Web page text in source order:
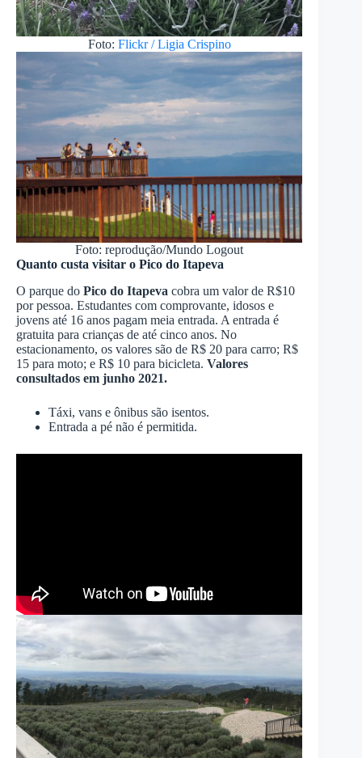
Foto: Flickr / Ligia Crispino
Foto: reprodução/Mundo Logout
Quanto custa visitar o Pico do Itapeva
O parque do Pico do Itapeva cobra um valor de R$10
por pessoa. Estudantes com comprovante, idosos e
jovens até 16 anos pagam meia entrada. A entrada é
gratuita para crianças de até cinco anos. No
estacionamento, os valores são de R$ 20 para carro; R$
15 para moto; e R$ 10 para bicicleta. Valores
consultados em junho 2021.
Táxi, vans e ônibus são isentos.
Entrada a pé não é permitida.